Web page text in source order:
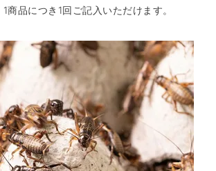
商品につき1回ご記入いただけます。